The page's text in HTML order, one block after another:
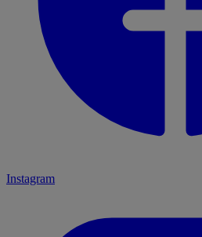
Instagram